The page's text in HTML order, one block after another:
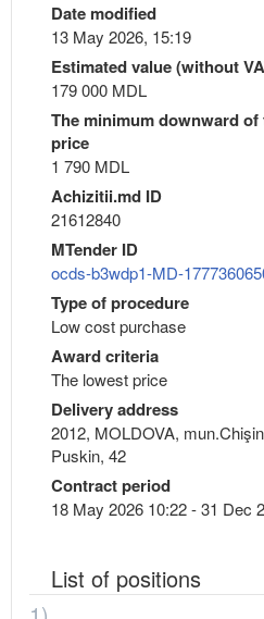
Date modified
13 May 2026, 15:19
Estimated value (without
179 000 MDL
The minimum downward of
price
1 790 MDL
Achizitii.md ID
21612840
MTender ID
ocds-b3wdp1-MD-
Type of procedure
Low cost purchase
Award criteria
The lowest price
Delivery address
2012, MOLDOVA,
Puskin, 42
Contract period
18 May 2026 10:22 - 31 Dec
List of positions